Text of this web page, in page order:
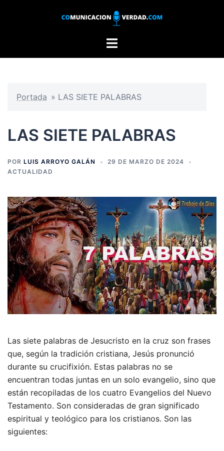
Alternar
Portada » LAS SIETE PALABRAS
LAS SIETE PALABRAS
POR LUIS ARROYO GALÁN
29 DE MARZO DE 2024
ACTUALIDAD
Las siete palabras de Jesucristo en la cruz son frases
que, según la tradición cristiana, Jesús pronunció
durante su crucifixión. Estas palabras no se
encuentran todas juntas en un solo evangelio, sino que
están recopiladas de los cuatro Evangelios del Nuevo
Testamento. Son consideradas de gran significado
espiritual y teológico para los cristianos. Son las
siguientes: